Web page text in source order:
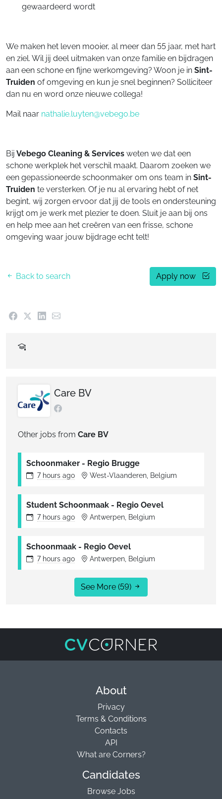
gewaardeerd wordt
We maken het leven mooier, al meer dan 55 jaar, met hart
en ziel. Wil jij deel uitmaken van onze familie en bijdragen
aan een schone en fijne werkomgeving? Woon je in Sint-
Truiden of omgeving en kun je snel beginnen? Solliciteer
dan nu en word onze nieuwe collega!
Mail naar nathalie.luyten@vebego.be
Bij Vebego Cleaning & Services weten we dat een
schone werkplek het verschil maakt. Daarom zoeken we
een gepassioneerde schoonmaker om ons team in Sint-
Truiden te versterken. Of je nu al ervaring hebt of net
begint, wij zorgen ervoor dat jij de tools en ondersteuning
krijgt om je werk met plezier te doen. Sluit je aan bij ons
en help mee aan het creëren van een frisse, schone
omgeving waar jouw bijdrage echt telt!
Back to search Apply now
Care BV
Other jobs from Care BV
Schoonmaker - Regio Brugge
7 hours ago West-Vlaanderen, Belgium
Student Schoonmaak - Regio Oevel
7 hours ago Antwerpen, Belgium
Schoonmaak - Regio Oevel
7 hours ago Antwerpen, Belgium
See More (59)
About
Privacy
Terms & Conditions
Contacts
API
What are Corners?
Candidates
Browse Jobs